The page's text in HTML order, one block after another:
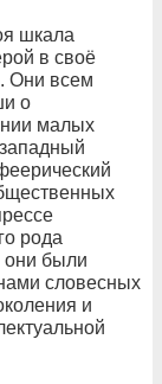
шкала
в своё
Они всем
о
малых
рода
они были
словесных
и